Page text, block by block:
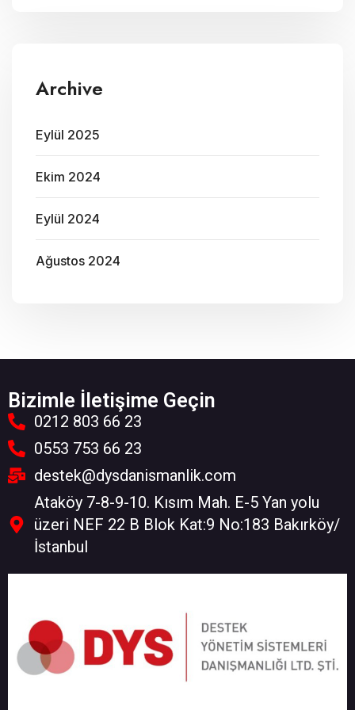
Archive
Eylül 2025
Ekim 2024
Eylül 2024
Ağustos 2024
Bizimle İletişime Geçin
0212 803 66 23
0553 753 66 23
destek@dysdanismanlik.com
Ataköy 7-8-9-10. Kısım Mah. E-5 Yan yolu
üzeri NEF 22 B Blok Kat:9 No:183 Bakırköy/
İstanbul